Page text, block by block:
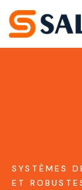
SYSTÈMES
ET